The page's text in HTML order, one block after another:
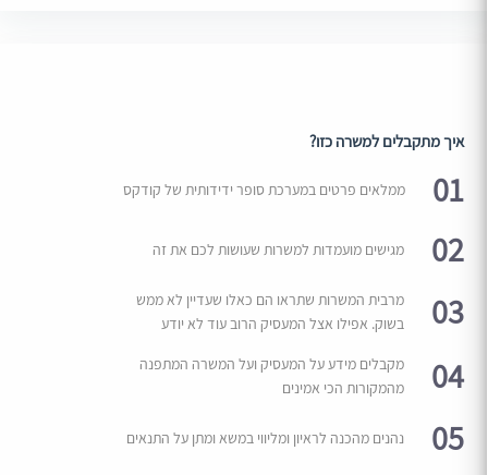
איך מתקבלים למשרה כזו?
01 ממלאים פרטים במערכת סופר ידידותית של קודקס
02 מגישים מועמדות למשרות שעושות לכם את זה
03
מרבית המשרות שתראו הם כאלו שעדיין לא ממש
בשוק. אפילו אצל המעסיק הרוב עוד לא יודע
04
מקבלים מידע על המעסיק ועל המשרה המתפנה
מהמקורות הכי אמינים
05 נהנים מהכנה לראיון ומליווי במשא ומתן על התנאים